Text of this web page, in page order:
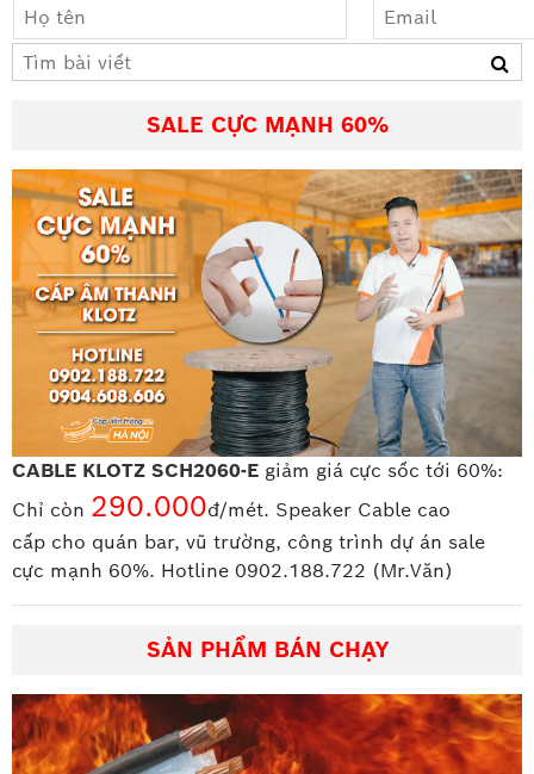
SALE CỰC MẠNH 60%
CABLE KLOTZ SCH2060-E giảm giá cực sốc tới 60%:
Chỉ còn 290.000đ/mét. Speaker Cable cao
cấp cho quán bar, vũ trường, công trình dự án sale
cực mạnh 60%. Hotline 0902.188.722 (Mr.Văn)
SẢN PHẨM BÁN CHẠY